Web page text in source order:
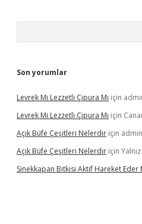
Son yorumlar
Levrek Mi Lezzetli Çipura Mı için
Levrek Mi Lezzetli Çipura Mı için
Açık Büfe Çeşitleri Nelerdir için admin
Açık Büfe Çeşitleri Nelerdir için Yalnız
Sinekkapan Bitkisi Aktif Hareket Eder